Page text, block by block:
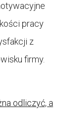
pracy
z
firmy.
odliczyć, a